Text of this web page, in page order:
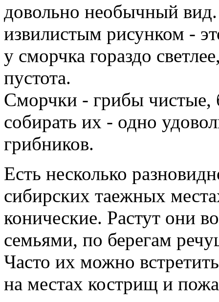
довольно необычный
извилистым рисунком -
у сморчка гораздо
пустота.
Сморчки - грибы чистые,
собирать их - одно
грибников.
Есть несколько
сибирских таежных
конические. Растут они
семьями, по берегам
Часто их можно
на местах кострищ и